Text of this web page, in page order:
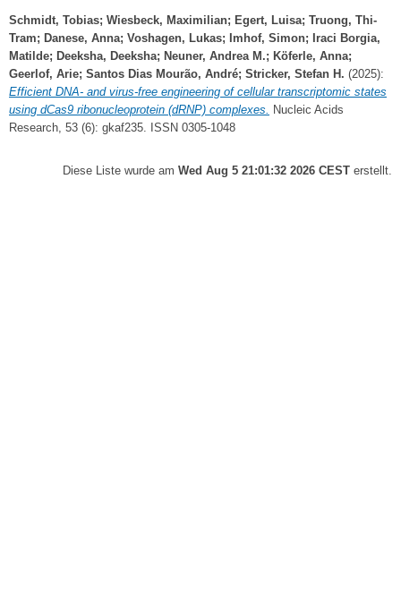
Schmidt, Tobias; Wiesbeck, Maximilian; Egert, Luisa; Truong, Thi-
Tram; Danese, Anna; Voshagen, Lukas; Imhof, Simon;
Iraci Borgia,
Matilde; Deeksha, Deeksha; Neuner, Andrea M.; Köferle, Anna;
Geerlof, Arie; Santos Dias Mourão, André; Stricker, Stefan H. (2025):
Efficient DNA- and virus-free engineering of cellular transcriptomic states
using dCas9 ribonucleoprotein (dRNP) complexes. Nucleic Acids
Research, 53 (6): gkaf235. ISSN 0305-1048
Diese Liste wurde am Wed Aug 5 21:01:32 2026 CEST erstellt.